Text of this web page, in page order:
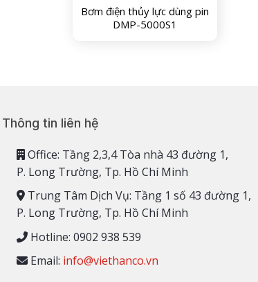
Bơm điện thủy lực dùng pin
DMP-5000S1
Thông tin liên hệ
Office: Tầng 2,3,4 Tòa nhà 43 đường 1,
P. Long Trường, Tp. Hồ Chí Minh
Trung Tâm Dịch Vụ: Tầng 1 số 43 đường 1,
P. Long Trường, Tp. Hồ Chí Minh
Hotline: 0902 938 539
Email: info@viethanco.vn